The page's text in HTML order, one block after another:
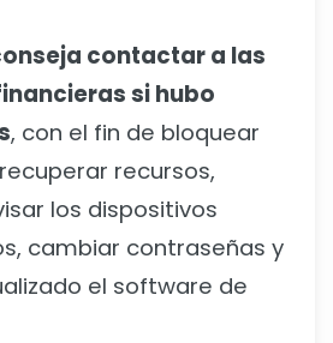
contactar a las
si hubo
, con el fin de bloquear
recursos,
los dispositivos
cambiar contraseñas y
el software de